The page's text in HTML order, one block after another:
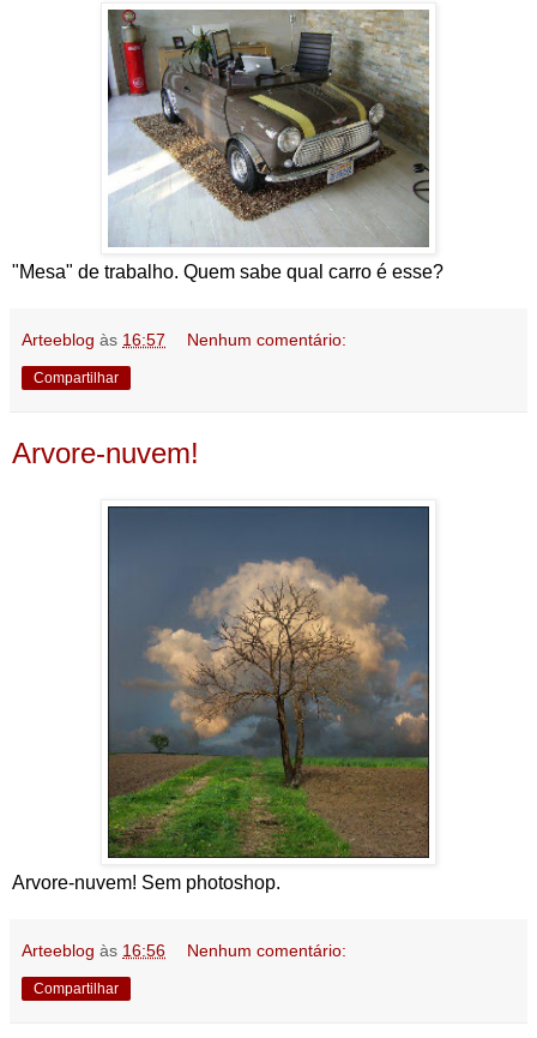
"Mesa" de trabalho. Quem sabe qual carro é esse?
Arteeblog às 16:57 Nenhum comentário:
Compartilhar
Arvore-nuvem!
Arvore-nuvem! Sem photoshop.
Arteeblog às 16:56 Nenhum comentário:
Compartilhar